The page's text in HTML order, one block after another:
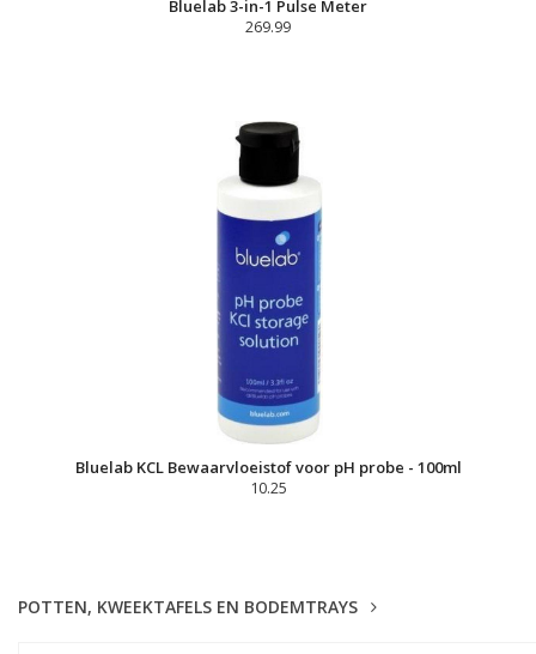
Bluelab 3-in-1 Pulse Meter
269.99
Bluelab KCL Bewaarvloeistof voor pH probe - 100ml
10.25
POTTEN, KWEEKTAFELS EN BODEMTRAYS